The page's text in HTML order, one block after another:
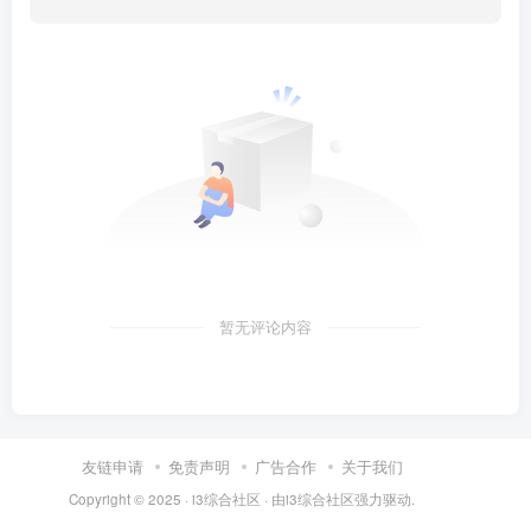
暂无评论内容
友链申请 免责声明 广告合作 关于我们
Copyright © 2025 · i3综合社区 · 由i3综合社区强力驱动.